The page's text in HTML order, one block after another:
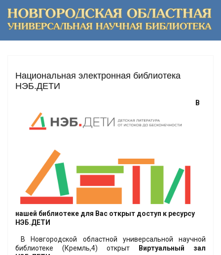
Национальная электронная библиотека
НЭБ.ДЕТИ
В
нашей библиотеке для Вас открыт доступ к ресурсу
НЭБ.ДЕТИ
В Новгородской областной универсальной научной
библиотеке (Кремль,4) открыт
Виртуальный зал